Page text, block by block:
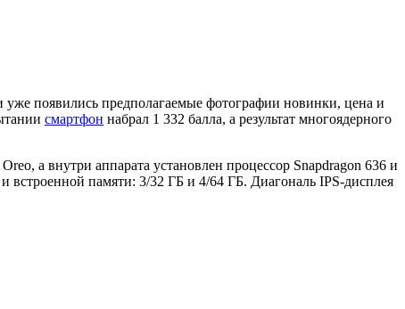
уже появились предполагаемые фотографии новинки, цена и
смартфон набрал 1 332 балла, а результат многоядерного
а внутри аппарата установлен процессор Snapdragon 636 и
памяти: 3/32 ГБ и 4/64 ГБ. Диагональ IPS-дисплея